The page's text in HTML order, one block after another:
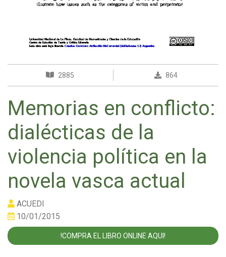
2885 864
Memorias en conflicto:
dialécticas de la
violencia política en la
novela vasca actual
ACUEDI
10/01/2015
!COMPRA EL LIBRO ONLINE AQUI!